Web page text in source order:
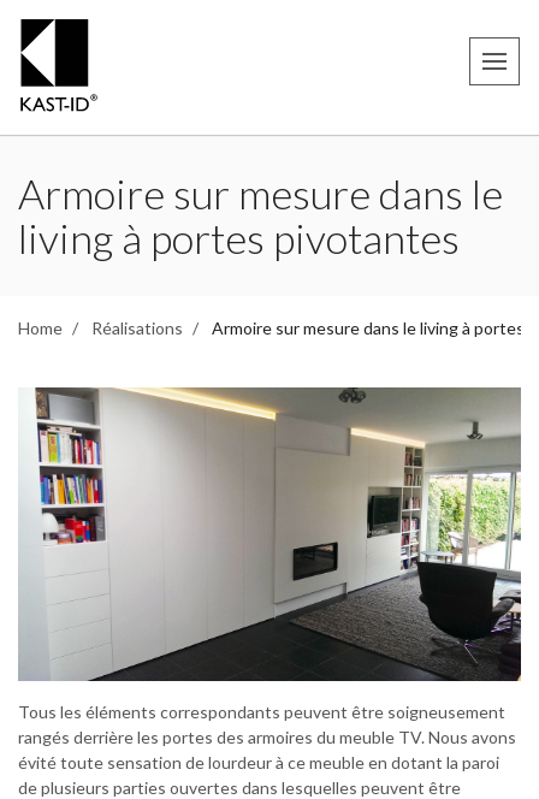
Armoire sur mesure dans le
living à portes pivotantes
Home Réalisations Armoire sur mesure dans le living à portes
Tous les éléments correspondants peuvent être soigneusement
rangés derrière les portes des armoires du meuble TV. Nous avons
évité toute sensation de lourdeur à ce meuble en dotant la paroi
de plusieurs parties ouvertes dans lesquelles peuvent être